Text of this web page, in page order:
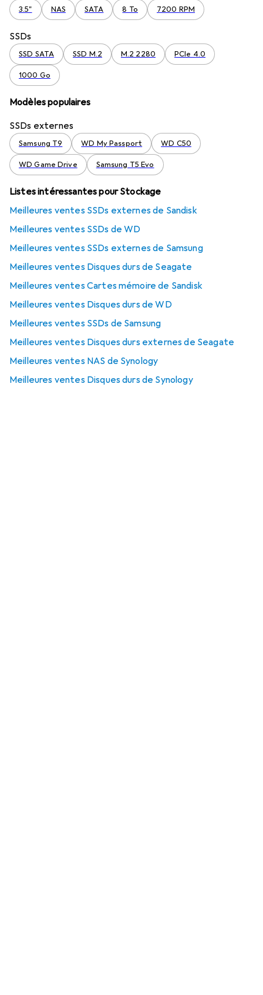
3.5" NAS SATA 8 To 7200 RPM
SSDs
SSD SATA SSD M.2 M.2 2280 PCIe 4.0
1000 Go
Modèles populaires
SSDs externes
Samsung T9 WD My Passport WD C50
WD Game Drive Samsung T5 Evo
Listes intéressantes pour Stockage
Meilleures ventes SSDs externes de Sandisk
Meilleures ventes SSDs de WD
Meilleures ventes SSDs externes de Samsung
Meilleures ventes Disques durs de Seagate
Meilleures ventes Cartes mémoire de Sandisk
Meilleures ventes Disques durs de WD
Meilleures ventes SSDs de Samsung
Meilleures ventes Disques durs externes de Seagate
Meilleures ventes NAS de Synology
Meilleures ventes Disques durs de Synology